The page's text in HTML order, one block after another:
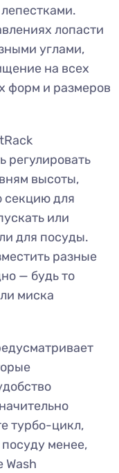
лопасти
углами,
на всех
форм и размеров
регулировать
высоты,
секцию для
или
для посуды.
разные
— будь то
миска
турбо-цикл,
менее,
Wash